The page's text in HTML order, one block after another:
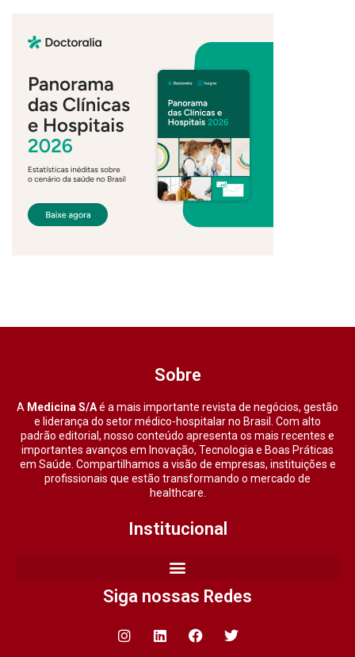
Sobre
A Medicina S/Aé a mais importante revista de negócios, gestão
e liderança do setor médico-hospitalar no Brasil. Com alto
padrão editorial, nosso conteúdo apresenta os mais recentes e
importantes avanços em Inovação, Tecnologia e Boas Práticas
em Saúde. Compartilhamos a visão de empresas, instituições e
profissionais que estão transformando o mercado de
healthcare.
Institucional
Siga nossas Redes